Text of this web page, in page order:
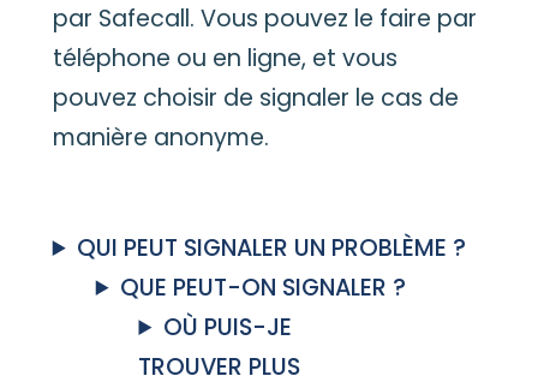
par Safecall. Vous pouvez le faire par
téléphone ou en ligne, et vous
pouvez choisir de signaler le cas de
manière anonyme.
QUI PEUT SIGNALER UN PROBLÈME ?
QUE PEUT-ON SIGNALER ?
OÙ PUIS-JE
TROUVER PLUS